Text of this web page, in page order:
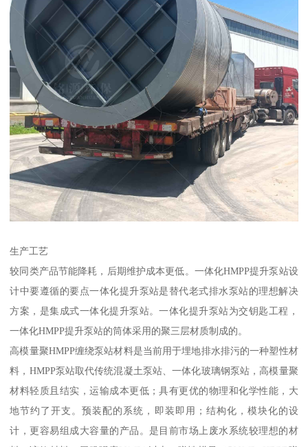
生产工艺
较同类产品节能降耗，后期维护成本更低。一体化HMPP提升泵站设
计中要遵循的要点一体化提升泵站是替代老式排水泵站的理想解决
方案，是集成式一体化提升泵站。一体化提升泵站为交钥匙工程，
一体化HMPP提升泵站的筒体采用的聚三层材质制成的。
高模量聚HMPP缠绕泵站材料是当前用于埋地排水排污的一种塑性材
料，HMPP泵站取代传统混凝土泵站、一体化玻璃钢泵站，高模量聚
材料轻质且结实，运输成本更低；具有更优的物理和化学性能，大
地节约了开支。预装配的系统，即装即用；结构化，模块化的设
计，更容易组成大容量的产品。是目前市场上废水系统较理想的材